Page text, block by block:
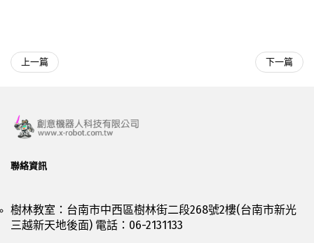
上一篇 下一篇
聯絡資訊
樹林教室：台南市中西區樹林街二段268號2樓(台南市新光
三越新天地後面) 電話：06-2131133